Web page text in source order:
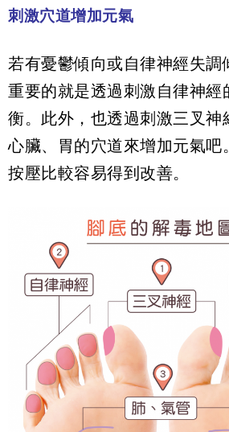
刺激穴道增加元氣
若有憂鬱傾向或自律神經失調
重要的就是透過刺激自律神經
衡。此外，也透過刺激三叉神
心臟、胃的穴道來增加元氣吧
按壓比較容易得到改善。